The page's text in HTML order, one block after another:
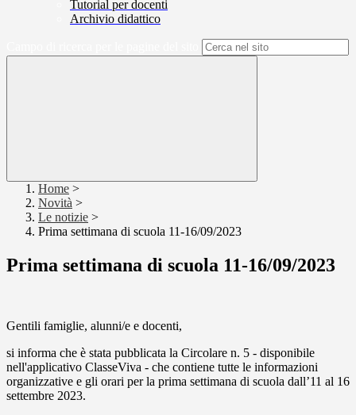
Tutorial per docenti
Archivio didattico
Home >
Novità >
Le notizie >
Prima settimana di scuola 11-16/09/2023
Prima settimana di scuola 11-16/09/2023
Gentili famiglie, alunni/e e docenti,
si informa che è stata pubblicata la Circolare n. 5 - disponibile
nell'applicativo ClasseViva - che contiene tutte le informazioni
organizzative e gli orari per la prima settimana di scuola dall’11 al 16
settembre 2023.